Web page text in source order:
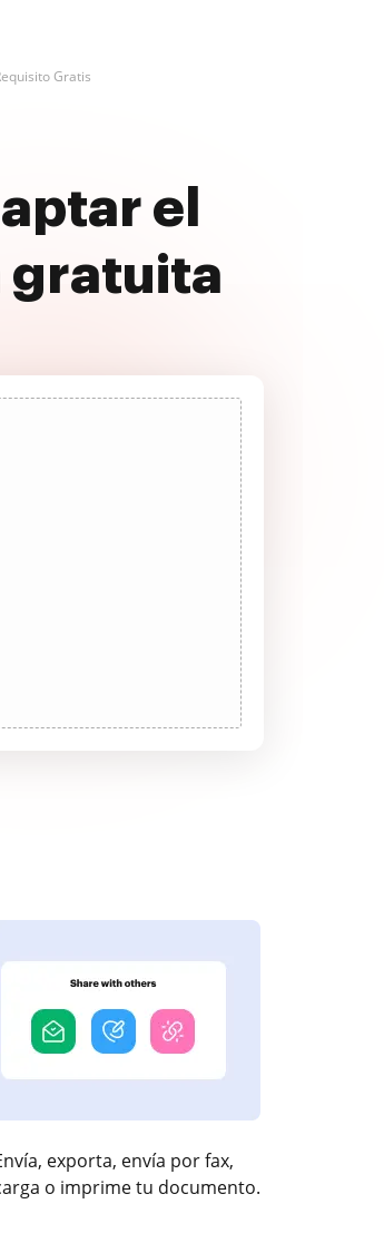
Gratis
el
gratuita
exporta, envía por fax,
o imprime tu documento.